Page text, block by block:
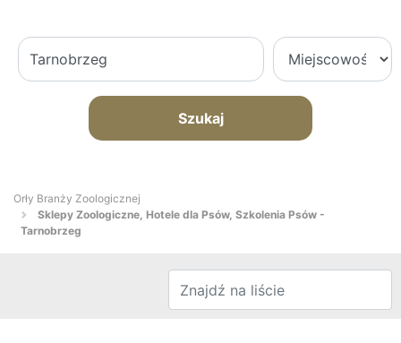
Szukaj
Orły Branży Zoologicznej
Sklepy Zoologiczne, Hotele dla Psów, Szkolenia Psów -
Tarnobrzeg